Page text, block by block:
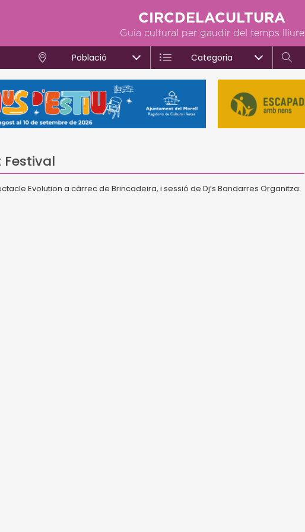
CIRCDELACULTURA
Guia cultural per gaudir del temps lliure
Població Categoria
Festival
Evolution a càrrec de Brincadeira, i sessió de Dj’s Bandarres Organitza: